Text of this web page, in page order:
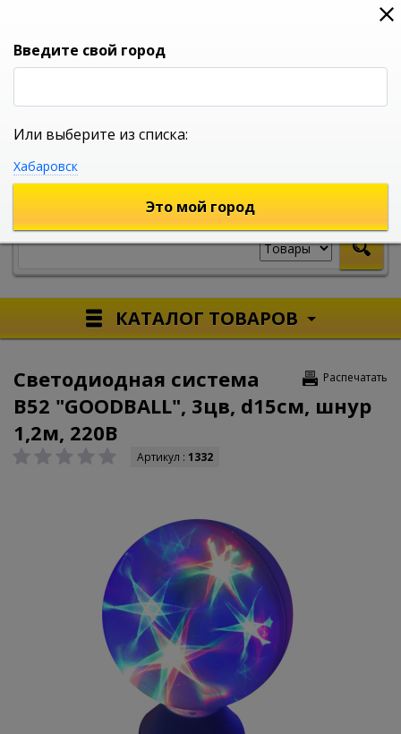
0
УНИВЕРСАЛЬНЫЙ ИНТЕРНЕТ МАГАЗИН
КАТАЛОГ ТОВАРОВ
Распечатать
Светодиодная система
B52 "GOODBALL", 3цв, d15см, шнур
1,2м, 220В
Артикул : 1332
Введите свой город
Или выберите из списка:
Хабаровск
Это мой город